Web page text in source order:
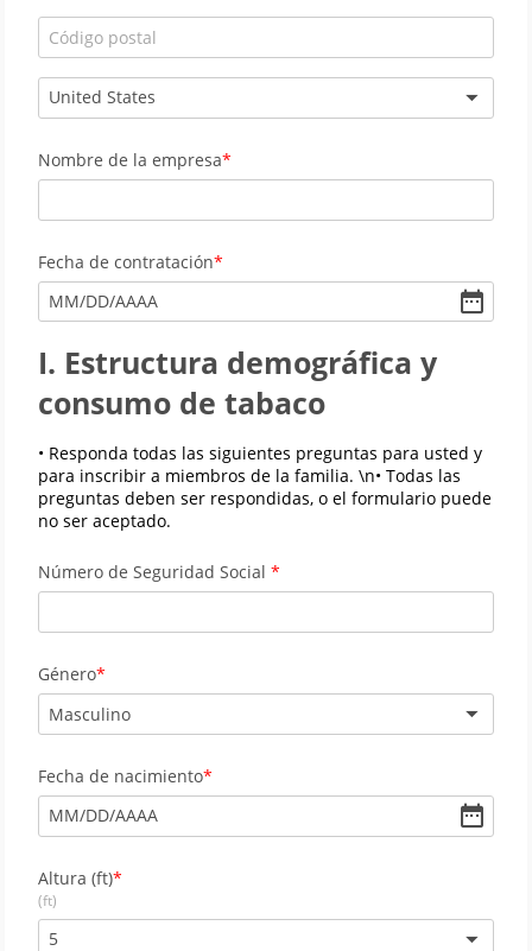
United States
Nombre de la empresa
Fecha de contratación
MM/DD/AAAA
I. Estructura demográfica y
consumo de tabaco
• Responda todas las siguientes preguntas para usted y
para inscribir a miembros de la familia. \n• Todas las
preguntas deben ser respondidas, o el formulario puede
no ser aceptado.
Número de Seguridad Social
Género
Masculino
Fecha de nacimiento
MM/DD/AAAA
Altura (ft)
(ft)
5